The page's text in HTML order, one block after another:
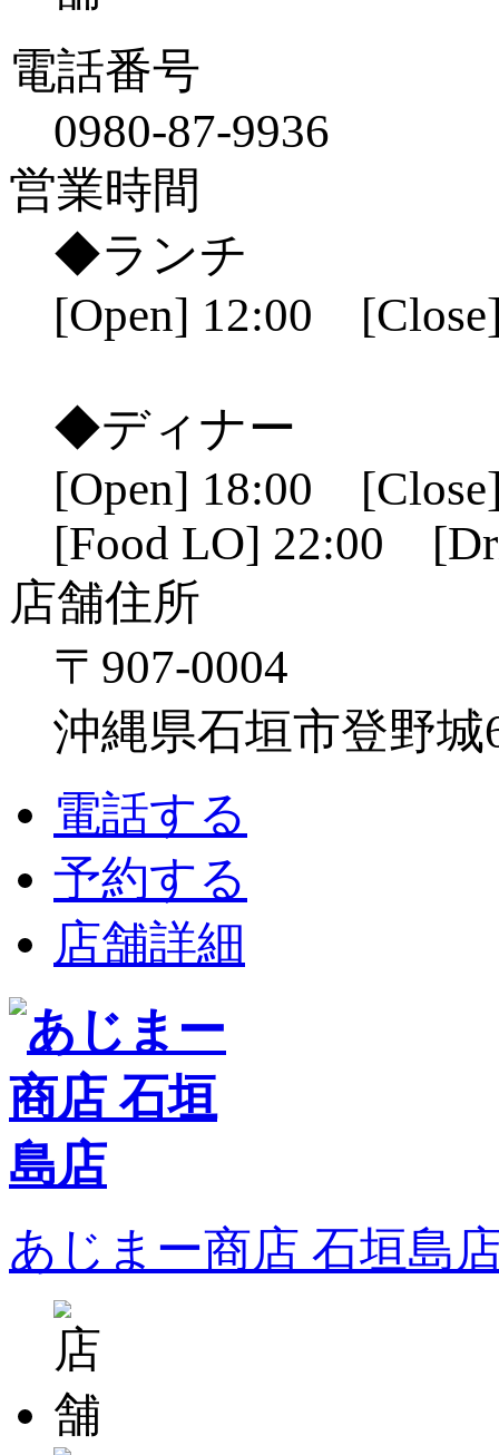
電話番号
0980-87-9936
営業時間
◆ランチ
[Open] 12:00
◆ディナー
[Open] 18:00
[Food LO] 22:00
店舗住所
〒907-0004
沖縄県石垣市登野城
電話する
予約する
店舗詳細
あじまー商店 石垣島